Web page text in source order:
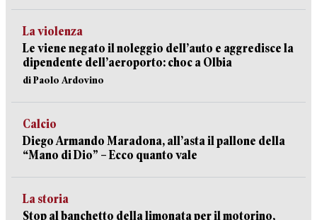
La violenza
Le viene negato il noleggio dell’auto e aggredisce la
dipendente dell’aeroporto: choc a Olbia
di Paolo Ardovino
Calcio
Diego Armando Maradona, all’asta il pallone della
“Mano di Dio” – Ecco quanto vale
La storia
Stop al banchetto della limonata per il motorino,